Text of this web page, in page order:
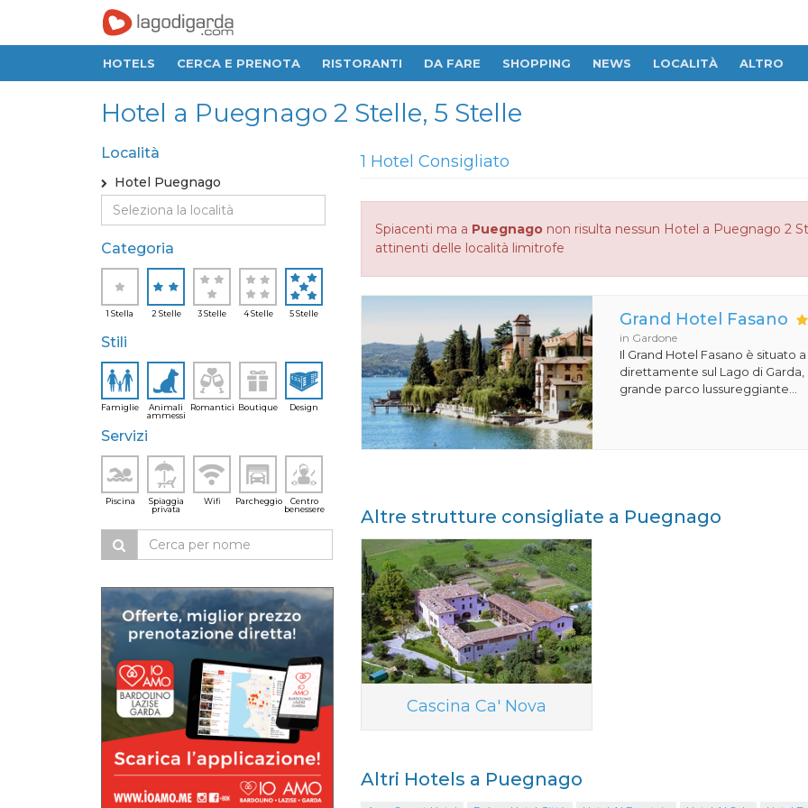
HOTELS CERCA E PRENOTA RISTORANTI DA FARE SHOPPING NEWS LOCALITÀ ALTRO
Hotel a Puegnago 2 Stelle, 5 Stelle
Località
Hotel Puegnago
Categoria
1 Stella 2 Stelle 3 Stelle 4 Stelle 5 Stelle
Stili
Famiglie
Animali
ammessi
Romantici Boutique Design
Servizi
Piscina
Spiaggia
privata
Wifi Parcheggio
Centro
benessere
1 Hotel Consigliato
Spiacenti ma a Puegnagonon risulta nessun Hotel a Puegnago 2
attinenti delle località limitrofe
Grand Hotel Fasano
in Gardone
Il Grand Hotel Fasano è situato
direttamente sul Lago di Garda,
grande parco lussureggiante...
Altre strutture consigliate a Puegnago
Cascina Ca' Nova
Altri Hotels a Puegnago